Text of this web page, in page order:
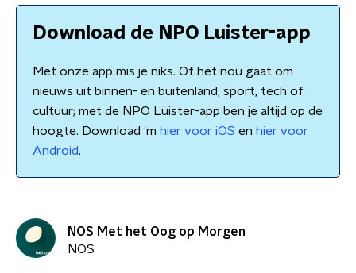
Download de NPO Luister-app
Met onze app mis je niks. Of het nou gaat om
nieuws uit binnen- en buitenland, sport, tech of
cultuur; met de NPO Luister-app ben je altijd op de
hoogte. Download 'm hier voor iOS en hier voor
Android.
NOS Met het Oog op Morgen
NOS